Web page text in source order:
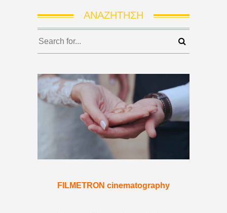
ΑΝΑΖΉΤΗΣΗ
FILMETRON cinematography